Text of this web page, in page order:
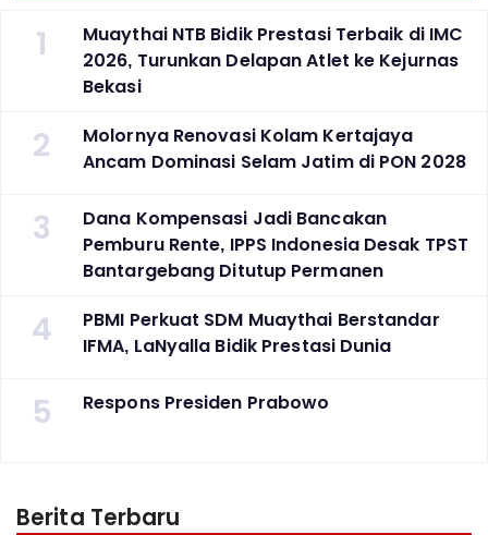
1
Muaythai NTB Bidik Prestasi Terbaik di IMC
2026, Turunkan Delapan Atlet ke Kejurnas
Bekasi
2
Molornya Renovasi Kolam Kertajaya
Ancam Dominasi Selam Jatim di PON 2028
3
Dana Kompensasi Jadi Bancakan
Pemburu Rente, IPPS Indonesia Desak TPST
Bantargebang Ditutup Permanen
4
PBMI Perkuat SDM Muaythai Berstandar
IFMA, LaNyalla Bidik Prestasi Dunia
5 Respons Presiden Prabowo
Berita Terbaru